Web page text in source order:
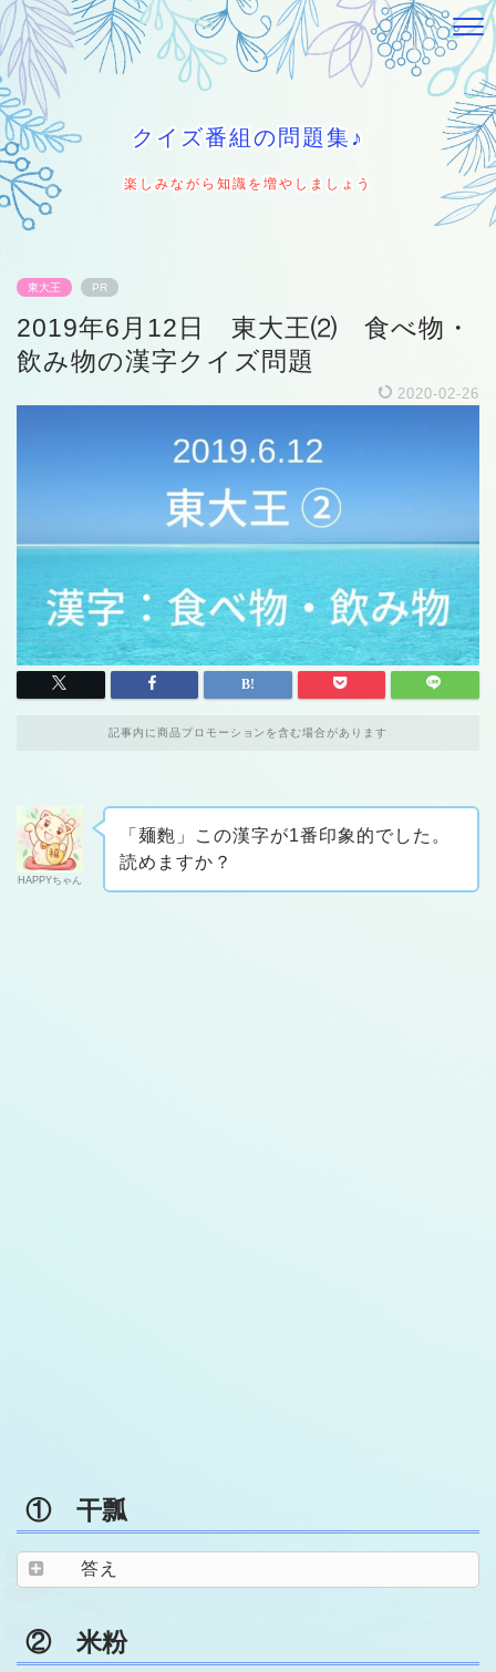
クイズ番組の問題集♪
楽しみながら知識を増やしましょう
東大王 PR
2019年6月12日 東大王⑵ 食べ物・
飲み物の漢字クイズ問題
2020-02-26
記事内に商品プロモーションを含む場合があります
HAPPYちゃん
「麺麭」この漢字が1番印象的でした。
読めますか？
① 干瓢
答え
② 米粉